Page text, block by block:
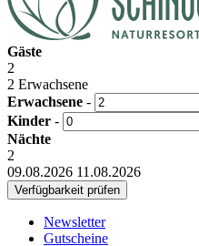
Gäste
2
2 Erwachsene
Erwachsene -
Kinder -
Nächte
2
09.08.2026 11.08.2026
Newsletter
Gutscheine